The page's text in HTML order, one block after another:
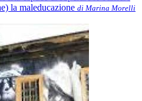
la maleducazione di Marina Morelli